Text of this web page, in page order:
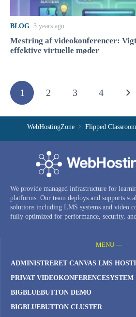
BLOG 3 years ago
Mestring af videokonferencer:
effektive virtuelle møder
1 2 3 4
WebHostingZone Flipped
We provide managed infrastructure for
platforms. Our team deploys and supports
solutions including LMS systems and video
fully optimized for performance, security,
MENU —
ADMINISTRERET CANVAS LMS
PRIVAT VIDEOKONFERENCESYSTEM
BIGBLUEBUTTON DEMO
BIGBLUEBUTTON CLUSTER